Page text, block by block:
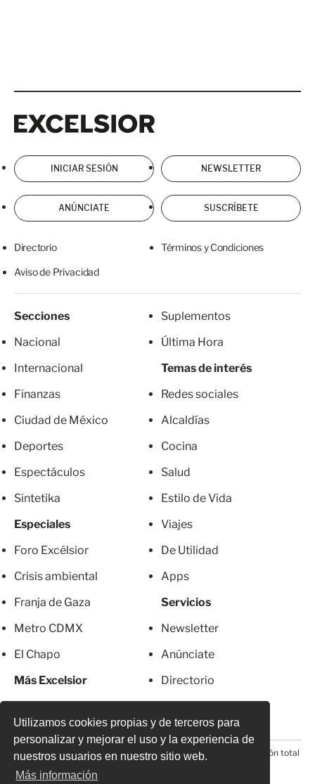
Utilizamos cookies propias y de terceros para
personalizar y mejorar el uso y la experiencia de
nuestros usuarios en nuestro sitio web.
Más información
INICIAR SESIÓN NEWSLETTER
ANÚNCIATE SUSCRÍBETE
Directorio Términos y Condiciones
Aviso de Privacidad
Secciones
Nacional
Internacional
Finanzas
Ciudad de México
Deportes
Espectáculos
Sintetika
Especiales
Foro Excélsior
Crisis ambiental
Franja de Gaza
Metro CDMX
El Chapo
Más Excelsior
Suplementos
Última Hora
Temas de interés
Redes sociales
Alcaldías
Cocina
Salud
Estilo de Vida
Viajes
De Utilidad
Apps
Servicios
Newsletter
Anúnciate
Directorio
© 2026 Todos los derechos reservados. Prohibida la reproducción total
o parcial, incluyendo cualquier medio electrónico*